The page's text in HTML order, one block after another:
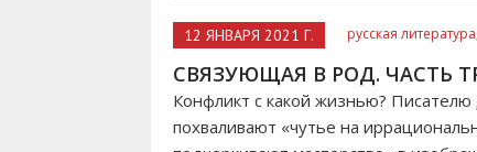
12 ЯНВАРЯ 2021 Г. русская литература,
СВЯЗУЮЩАЯ В РОД. ЧАСТЬ
Конфликт с какой жизнью?
похваливают «чутье на